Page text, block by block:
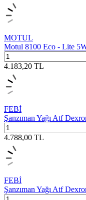
MOTUL
Motul 8100 Eco - Lite
4.183,20 TL
FEBİ
Şanzıman Yağı Atf
4.788,00 TL
FEBİ
Şanzıman Yağı Atf